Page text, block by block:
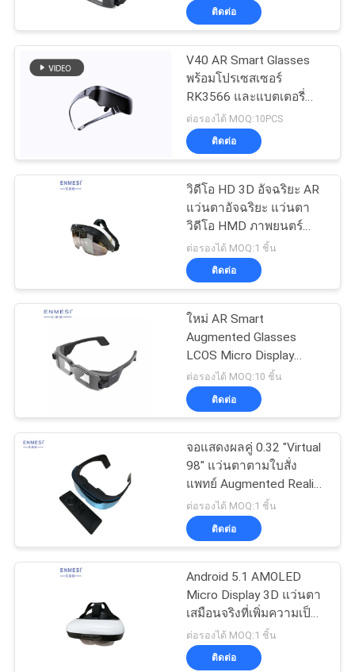
แผนผัง
เว็บไซต์
นโยบาย
ความ
แว่นตาวิดีโอสำหรับ
โรงละครเคลื่อนที่
10
แว่นตา FPV Drone
แว่นตาวิดีโอ FPV
แว่นตาฝึกอบรมวิสัย
ทัศน์
ติดต่อ
V40 AR Smart Glasses
พร้อมโปรเซสเซอร์
RK3566 และแบตเตอรี่
ขนาด 6000mAh ขนาด
2GB RAM 75° FOV
ต่อรองได้ MOQ:10PCS
ติดต่อ
วิดีโอ HD 3D อัจฉริยะ AR
แว่นตาอัจฉริยะ แว่นตา
วิดีโอ HMD ภาพยนตร์
เคลื่อนที่พร้อม WIFI
ต่อรองได้ MOQ:1 ชิ้น
ติดต่อ
ใหม่ AR Smart
Augmented Glasses
LCOS Micro Display
ความละเอียด 1920 *
1080 * 2 พร้อม WIFI / BT
ต่อรองได้ MOQ:10 ชิ้น
ติดต่อ
จอแสดงผลคู่ 0.32 "Virtual
98" แว่นตาตามใบสั่ง
แพทย์ Augmented Reality
สำหรับทหาร
ต่อรองได้ MOQ:1 ชิ้น
ติดต่อ
Android 5.1 AMOLED
Micro Display 3D แว่นตา
เสมือนจริงที่เพิ่มความเป็น
จริงเสมือน AR ชุดหูฟัง
ต่อรองได้ MOQ:1 ชิ้น
ติดต่อ